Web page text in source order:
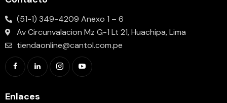
(51-1) 349-4209 Anexo 1 – 6
Av Circunvalacion Mz G-1 Lt 21, Huachipa, Lima
tiendaonline@cantol.com.pe
Enlaces